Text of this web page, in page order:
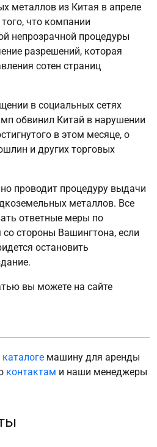
металлов из Китая в апреле
что компании
непрозрачной процедуры
разрешений, которая
сотен страниц
в социальных сетях
обвинил Китай в нарушении
в этом месяце, о
и других торговых
проводит процедуру выдачи
металлов. Все
ответные меры по
стороны Вашингтона, если
остановить
вы можете на сайте
каталоге машину для аренды
контактам и наши менеджеры